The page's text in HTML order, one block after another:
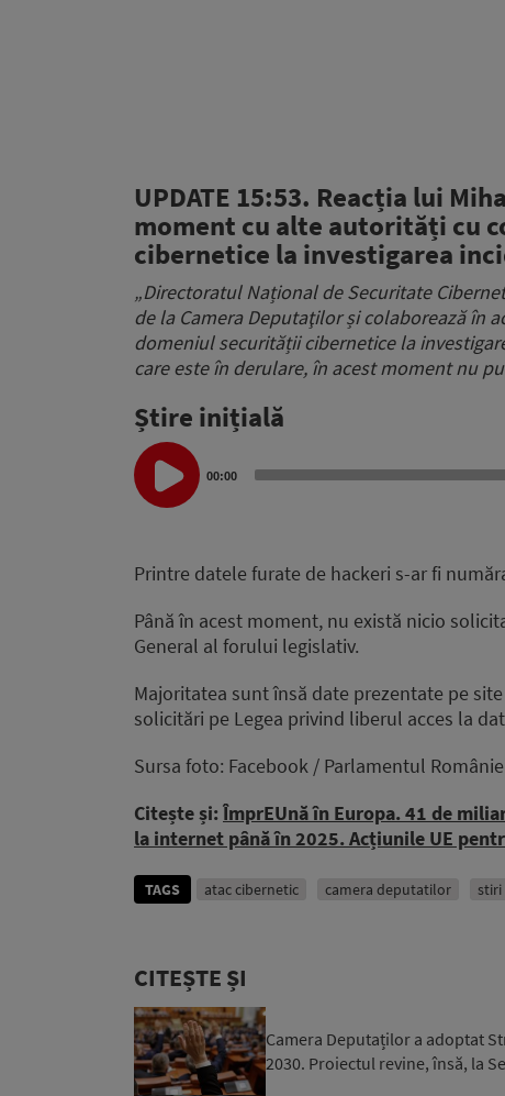
UPDATE 15:53. Reacția lui
moment cu alte autorități cu
cibernetice la investigarea
„Directoratul Național de Securitate
de la Camera Deputaţilor și colaborează în
domeniul securității cibernetice la
care este în derulare, în acest moment nu
Știre inițială
Audio
Player
00:00
Printre datele furate de hackeri s-ar fi
Până în acest moment, nu există nicio
General al forului legislativ.
Majoritatea sunt însă date prezentate pe
solicitări pe Legea privind liberul acces la
Sursa foto: Facebook / Parlamentul
Citește și:ÎmprEUnă în Europa. 41 de
la internet până în 2025. Acțiunile UE
TAGS atac cibernetic camera deputatilor stiri
CITEȘTE ȘI
Camera Deputaților a adoptat
2030. Proiectul revine, însă, la